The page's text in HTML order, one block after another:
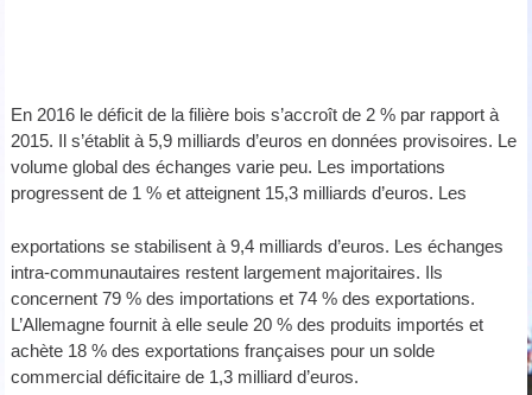
En 2016 le déficit de la filière bois s’accroît de 2 % par rapport à
2015. Il s’établit à 5,9 milliards d’euros en données provisoires. Le
volume global des échanges varie peu. Les importations
progressent de 1 % et atteignent 15,3 milliards d’euros. Les
exportations se stabilisent à 9,4 milliards d’euros. Les échanges
intra-communautaires restent largement majoritaires. Ils
concernent 79 % des importations et 74 % des exportations.
L’Allemagne fournit à elle seule 20 % des produits importés et
achète 18 % des exportations françaises pour un solde
commercial déficitaire de 1,3 milliard d’euros.